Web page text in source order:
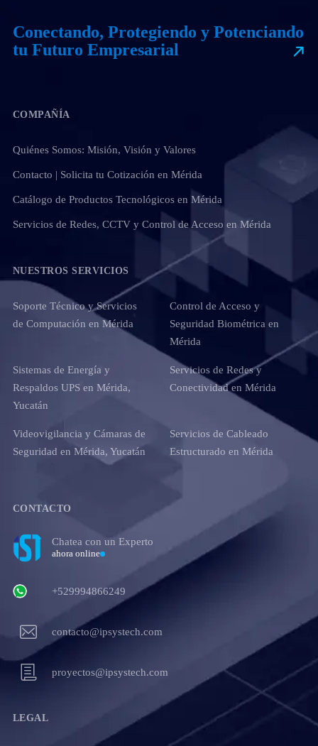
Conectando, Protegiendo y Potenciando
tu Futuro Empresarial
COMPAÑÍA
Quiénes Somos: Misión, Visión y Valores
Contacto | Solicita tu Cotización en Mérida
Catálogo de Productos Tecnológicos en Mérida
Servicios de Redes, CCTV y Control de Acceso en Mérida
NUESTROS SERVICIOS
Soporte Técnico y Servicios
de Computación en Mérida
Control de Acceso y
Seguridad Biométrica en
Mérida
Sistemas de Energía y
Respaldos UPS en Mérida,
Yucatán
Servicios de Redes y
Conectividad en Mérida
Videovigilancia y Cámaras de
Seguridad en Mérida, Yucatán
Servicios de Cableado
Estructurado en Mérida
CONTACTO
Chatea con un Experto
ahora online
+529994866249
contacto@ipsystech.com
proyectos@ipsystech.com
LEGAL